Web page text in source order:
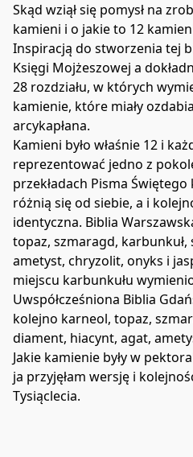
Skąd wziął się pomysł na
kamieni i o jakie to 12
Inspiracją do stworzenia tej
Księgi Mojżeszowej a
28 rozdziału, w których
kamienie, które miały
arcykapłana.
Kamieni było właśnie 12 i
reprezentować jedno z
przekładach Pisma
różnią się od siebie, a i
identyczna. Biblia
topaz, szmaragd, karbunkuł,
ametyst, chryzolit, onyks i
miejscu karbunkułu
Uwspółcześniona Biblia
kolejno karneol, topaz,
diament, hiacynt, agat,
Jakie kamienie były w
ja przyjęłam wersję i
Tysiąclecia.